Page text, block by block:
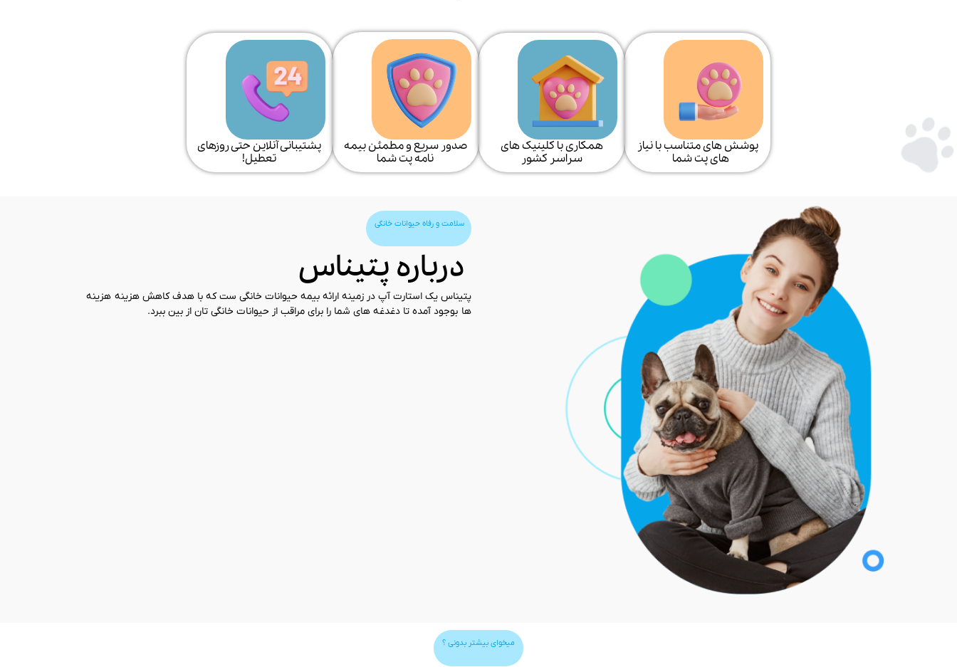
پوشش های متناسب با نیاز
های پت شما
همکاری با کلینیک های
سراسر کشور
صدور سریع و مطمئن بیمه
نامه پت شما​
پشتیبانی آنلاین حتی روزهای
تعطیل!​
سلامت و رفاه حیوانات خانگی
درباره پتیناس
پتیناس یک استارت آپ در زمینه ارائه بیمه حیوانات خانگی ست که با هدف کاهش هزینه هزینه
ها بوجود آمده تا دغدغه های شما را برای مراقب از حیوانات خانگی تان از بین ببرد.
میخوای بیشتر بدونی ؟